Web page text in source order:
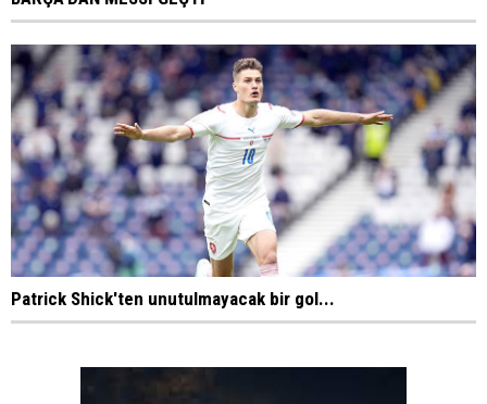
Patrick Shick'ten unutulmayacak bir gol...